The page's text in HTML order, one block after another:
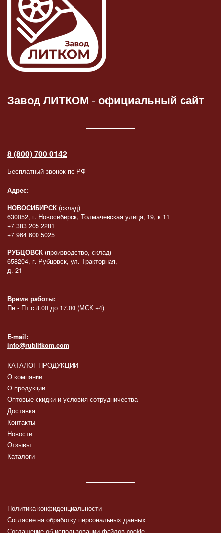
Завод ЛИТКОМ -официальный сайт
8 (800) 700 0142
Бесплатный звонок по РФ
Адрес:
НОВОСИБИРСК (склад)
630052, г. Новосибирск, Толмачевская улица, 19, к 11
+7 383 205 2281
+7 964 600 5025
РУБЦОВСК (производство, склад)
658204, г. Рубцовск, ул. Тракторная,
д. 21
Время работы:
Пн - Пт с 8.00 до 17.00 (МСК +4)
E-mail:
info@rublitkom.com
КАТАЛОГ ПРОДУКЦИИ
О компании
О продукции
Оптовые скидки и условия сотрудничества
Доставка
Контакты
Новости
Отзывы
Каталоги
Политика конфиденциальности
Согласие на обработку персональных данных
Соглашение об использовании файлов cookie